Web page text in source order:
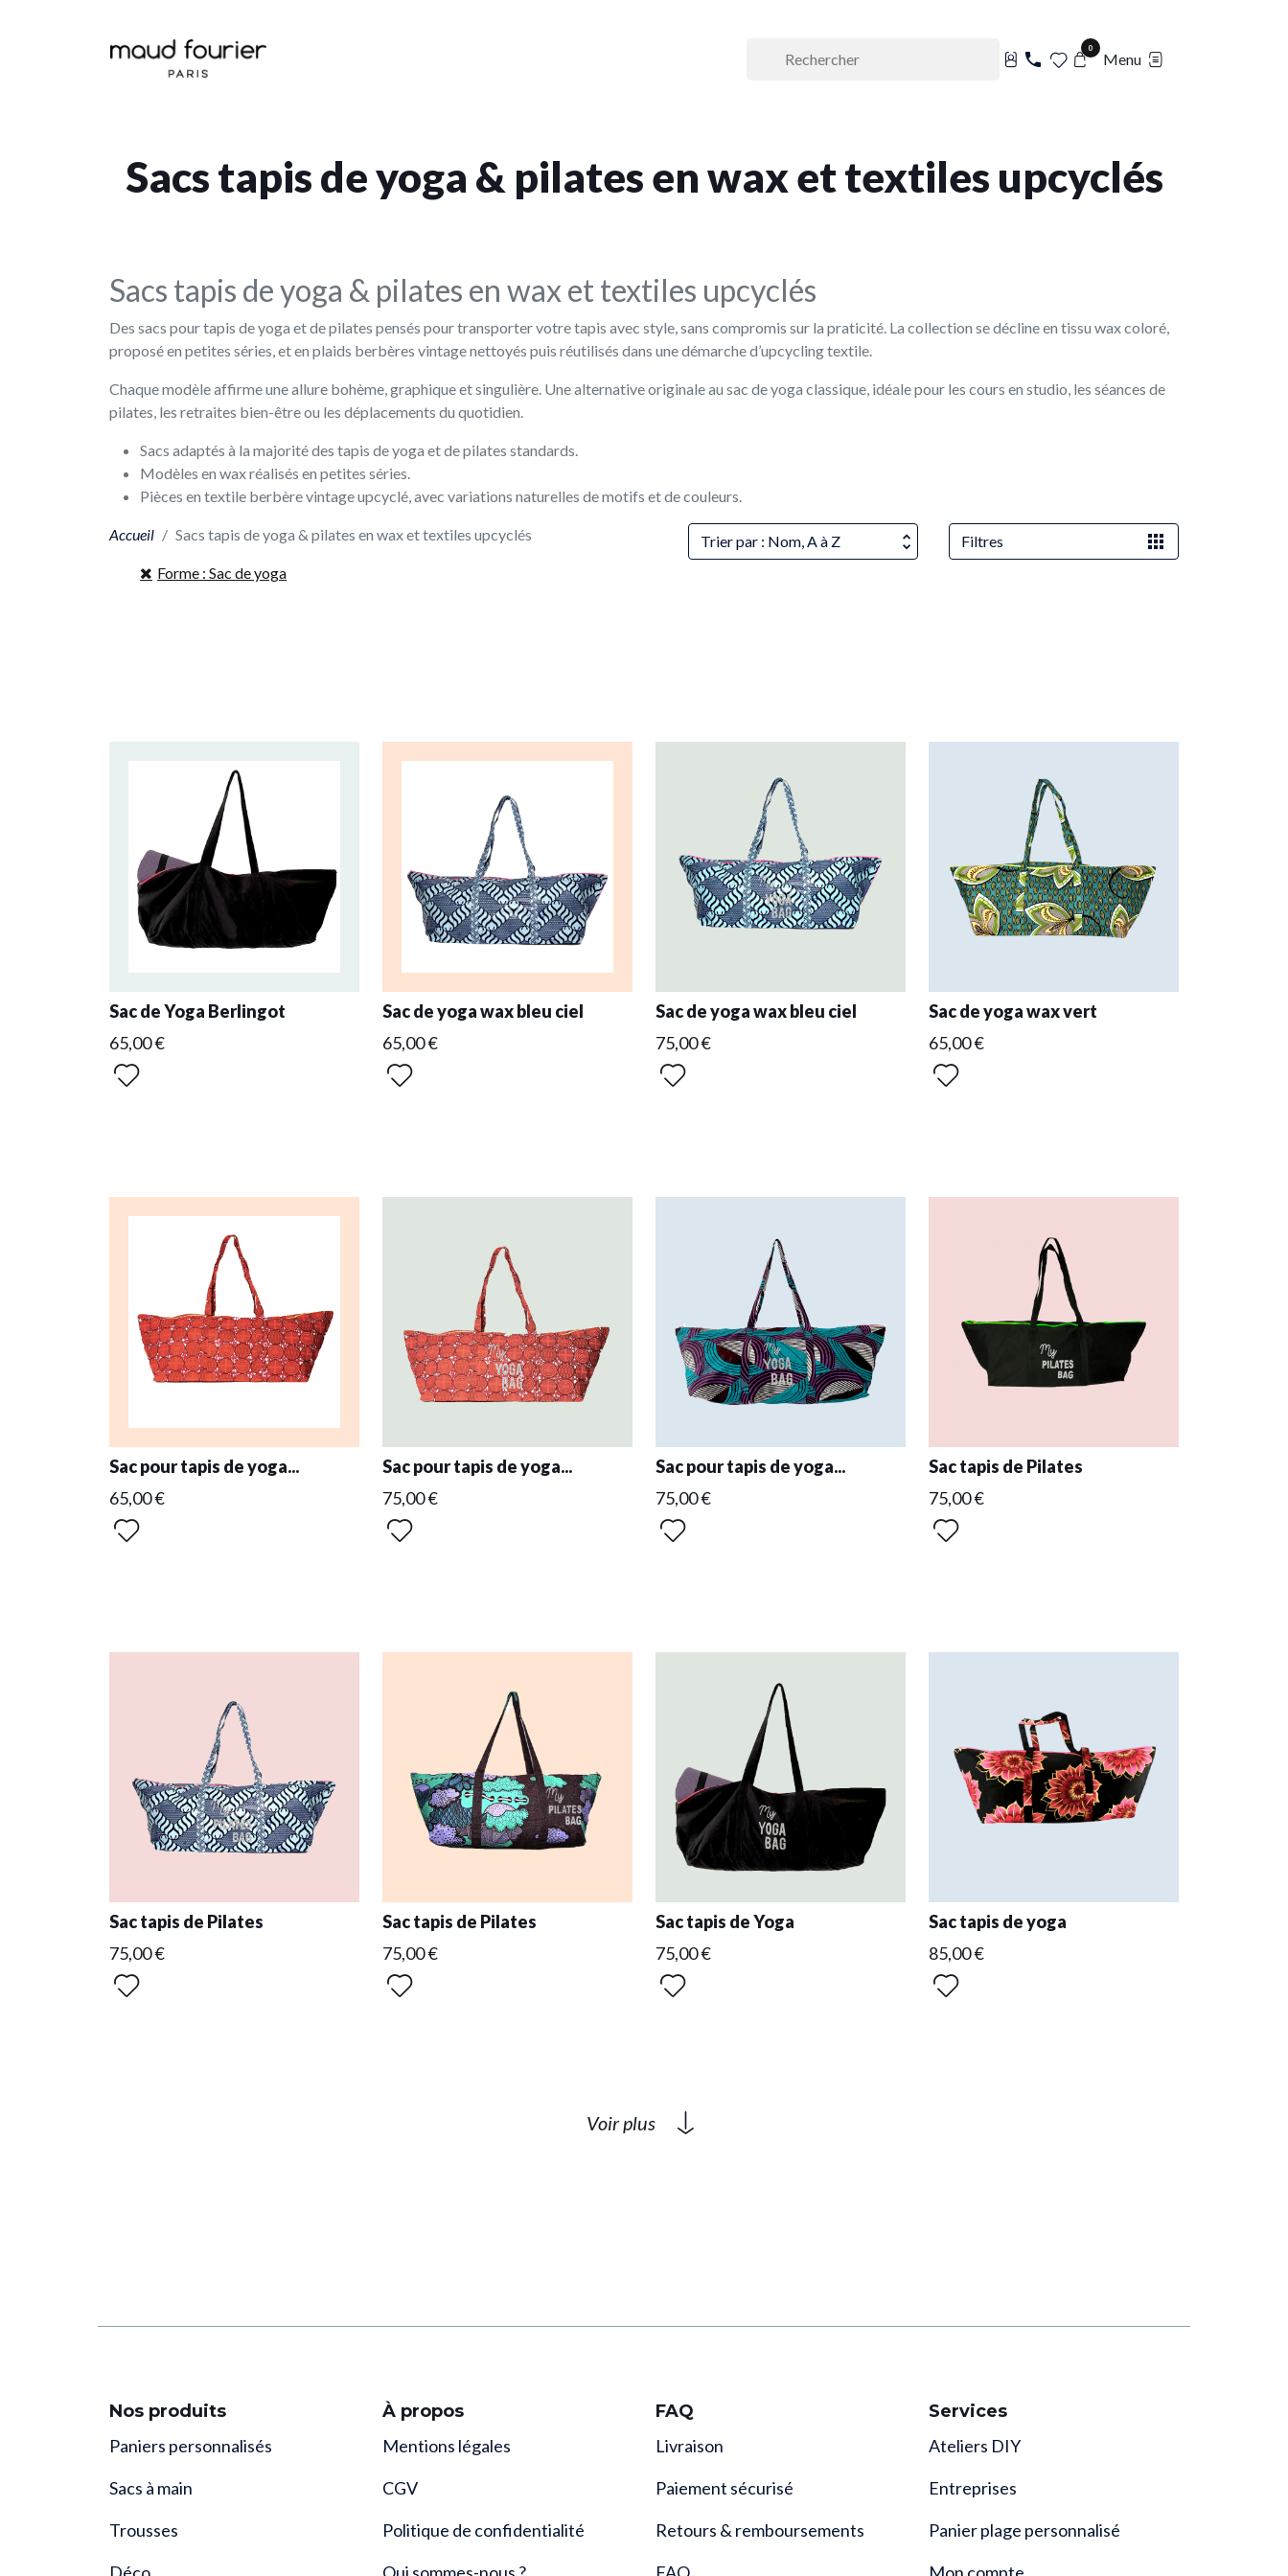
0
Menu
Sacs tapis de yoga & pilates en wax et textiles upcyclés
Sacs tapis de yoga & pilates en wax et textiles upcyclés
Des sacs pour tapis de yoga et de pilates pensés pour transporter votre tapis avec style, sans compromis sur la praticité. La collection se décline en tissu wax coloré,
proposé en petites séries, et en plaids berbères vintage nettoyés puis réutilisés dans une démarche d’upcycling textile.
Chaque modèle affirme une allure bohème, graphique et singulière. Une alternative originale au sac de yoga classique, idéale pour les cours en studio, les séances de
pilates, les retraites bien-être ou les déplacements du quotidien.
Sacs adaptés à la majorité des tapis de yoga et de pilates standards.
Modèles en wax réalisés en petites séries.
Pièces en textile berbère vintage upcyclé, avec variations naturelles de motifs et de couleurs.
Accueil Sacs tapis de yoga & pilates en wax et textiles upcyclés Trier par : Nom, A à Z
Filtres
Forme : Sac de yoga
Sac de Yoga Berlingot
65,00 €
Sac de yoga wax bleu ciel
65,00 €
Sac de yoga wax bleu ciel
75,00 €
Sac de yoga wax vert
65,00 €
Sac pour tapis de yoga...
65,00 €
Sac pour tapis de yoga...
75,00 €
Sac pour tapis de yoga...
75,00 €
Sac tapis de Pilates
75,00 €
Sac tapis de Pilates
75,00 €
Sac tapis de Pilates
75,00 €
Sac tapis de Yoga
75,00 €
Sac tapis de yoga
85,00 €
Voir plus
Nos produits
Paniers personnalisés
Sacs à main
Trousses
À propos
Mentions légales
CGV
Politique de confidentialité
FAQ
Livraison
Paiement sécurisé
Retours & remboursements
Services
Ateliers DIY
Entreprises
Panier plage personnalisé